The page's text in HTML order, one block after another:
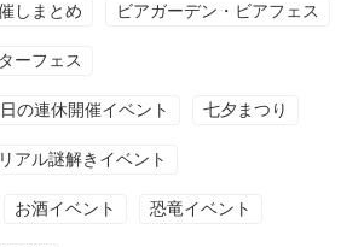
しまとめ ビアガーデン・ビアフェス
ーフェス
の連休開催イベント 七夕まつり
リアル謎解きイベント
お酒イベント 恐竜イベント